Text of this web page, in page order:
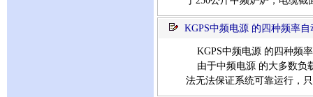
KGPS中频电源 的四种频率
KGPS中频电源 的四种频
由于中频电源 的大多数负
法无法保证系统可靠运行，